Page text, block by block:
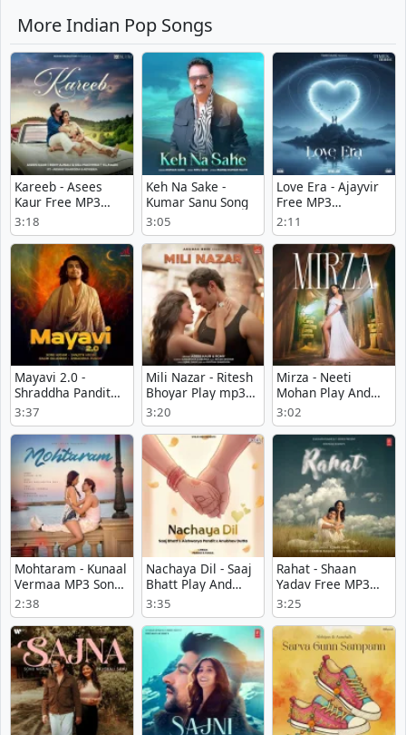
More Indian Pop Songs
Kareeb - Asees
Kaur Free MP3
Download
3:18
Keh Na Sake -
Kumar Sanu Song
3:05
Love Era - Ajayvir
Free MP3
Download
2:11
Mayavi 2.0 -
Shraddha Pandit
Song Download
3:37
Mili Nazar - Ritesh
Bhoyar Play mp3
song
3:20
Mirza - Neeti
Mohan Play And
Download mp3
song
3:02
Mohtaram - Kunaal
Vermaa MP3 Song
Download
2:38
Nachaya Dil - Saaj
Bhatt Play And
Download mp3
song
3:35
Rahat - Shaan
Yadav Free MP3
Download
3:25